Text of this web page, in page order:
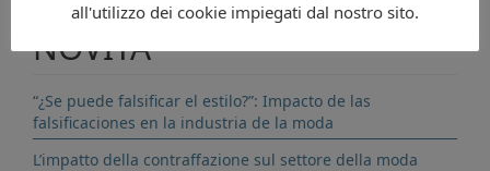
NOVITÀ
“¿Se puede falsificar el estilo?”: Impacto de las
falsificaciones en la industria de la moda
L’impatto della contraffazione sul settore della moda
all'utilizzo dei cookie impiegati dal nostro sito.